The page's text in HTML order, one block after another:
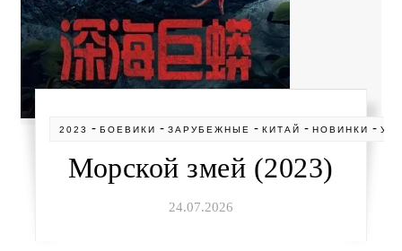
2023 -БОЕВИКИ -ЗАРУБЕЖНЫЕ -КИТАЙ -НОВИНКИ -
Морской змей (2023)
24.07.2026